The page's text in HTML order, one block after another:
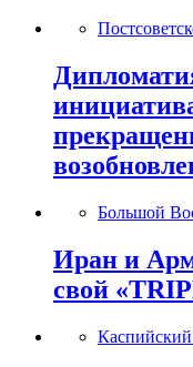
Большой
Иран и
свой
Каспийский